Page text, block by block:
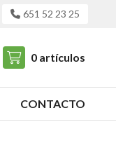
651 52 23 25
0 artículos
CONTACTO